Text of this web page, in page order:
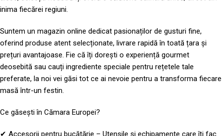
inima fiecărei regiuni.
Suntem un magazin online dedicat pasionaților de gusturi fine,
oferind produse atent selecționate, livrare rapidă în toată țara și
prețuri avantajoase. Fie că îți dorești o experiență gourmet
deosebită sau cauți ingrediente speciale pentru rețetele tale
preferate, la noi vei găsi tot ce ai nevoie pentru a transforma fiecare
masă într-un festin.
Ce găsești în Cămara Europei?
✔ Accesorii pentru bucătărie – Utensile și echipamente care îți fac